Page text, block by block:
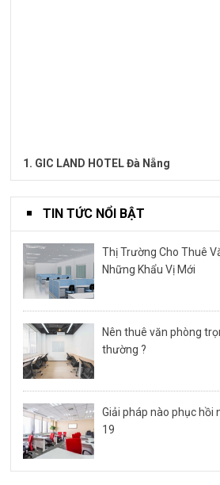
1. GIC LAND HOTEL Đà Nẵng
TIN TỨC NỔI BẬT
Thị Trường Cho Thuê
Những Khẩu Vị Mới
Nên thuê văn phòng
thường ?
Giải pháp nào phục hồi
19